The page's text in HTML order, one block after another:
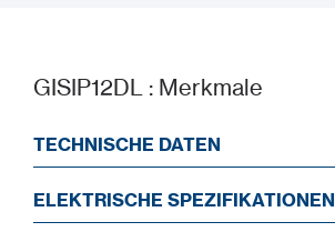
GISIP12DL : Merkmale
TECHNISCHE DATEN
ELEKTRISCHE SPEZIFIKATIONEN